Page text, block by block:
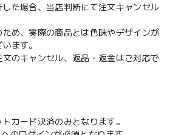
した場合、当店判断にて注文キャンセル
ため、実際の商品とは色味やデザインが
ます。
文のキャンセル、返品・返金はご対応で
カード決済のみとなります。